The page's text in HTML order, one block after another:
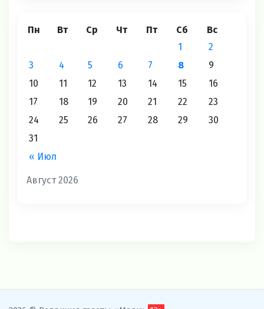
Август 2026
Пн Вт Ср Чт Пт Сб Вс
« Июл
1
2
3
4 5 6 7 8
9
10
11 12 13 14 15
16
17
18 19 20 21 22
23
24
25 26 27 28 29
30
31